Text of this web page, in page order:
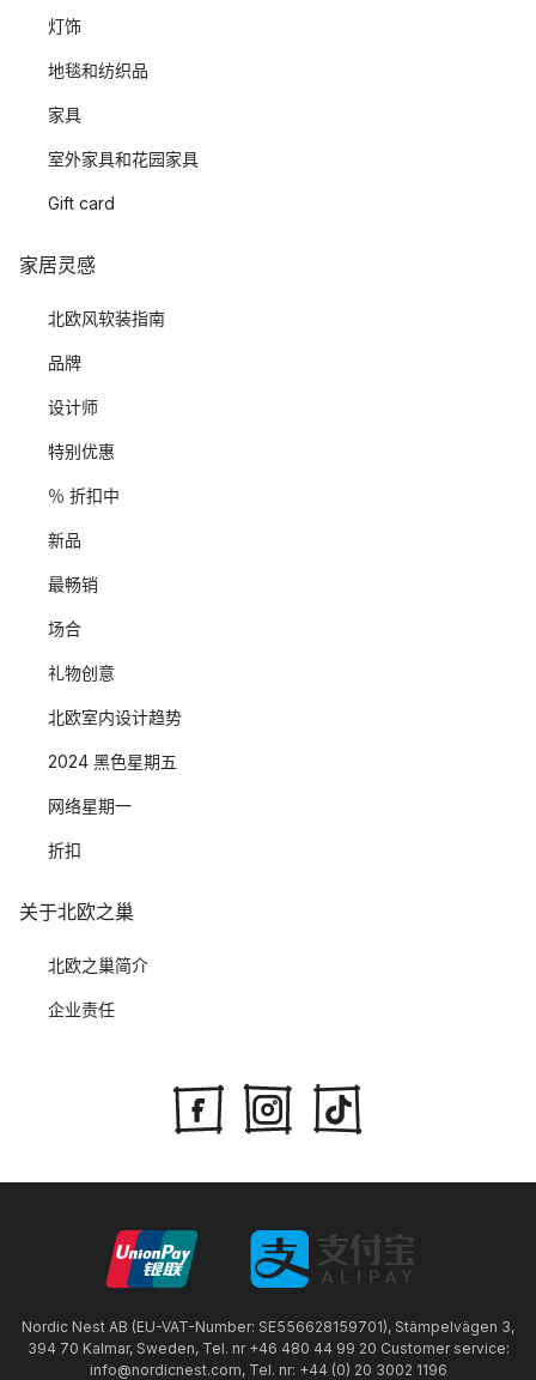
灯饰
地毯和纺织品
家具
室外家具和花园家具
Gift card
家居灵感
北欧风软装指南
品牌
设计师
特别优惠
％ 折扣中
新品
最畅销
场合
礼物创意
北欧室内设计趋势
2024 黑色星期五
网络星期一
折扣
关于北欧之巢
北欧之巢简介
企业责任
Nordic Nest AB (EU-VAT-Number: SE556628159701), Stämpelvägen 3,
394 70 Kalmar, Sweden, Tel. nr +46 480 44 99 20 Customer service:
info@nordicnest.com, Tel. nr: +44 (0) 20 3002 1196